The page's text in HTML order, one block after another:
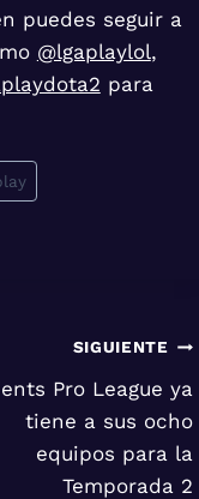
puedes seguir a
@lgaplaylol,
para
SIGUIENTE
Pro League ya
tiene a sus ocho
equipos para la
Temporada 2